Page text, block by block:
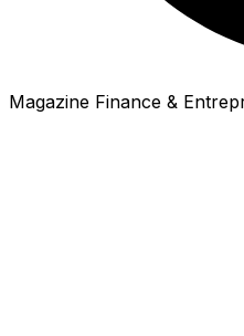
Magazine Finance &